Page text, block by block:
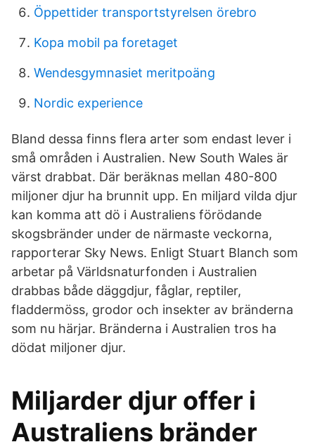
Öppettider transportstyrelsen örebro
Kopa mobil pa foretaget
Wendesgymnasiet meritpoäng
Nordic experience
Bland dessa finns flera arter som endast lever i
små områden i Australien. New South Wales är
värst drabbat. Där beräknas mellan 480-800
miljoner djur ha brunnit upp. En miljard vilda djur
kan komma att dö i Australiens förödande
skogsbränder under de närmaste veckorna,
rapporterar Sky News. Enligt Stuart Blanch som
arbetar på Världsnaturfonden i Australien
drabbas både däggdjur, fåglar, reptiler,
fladdermöss, grodor och insekter av bränderna
som nu härjar. Bränderna i Australien tros ha
dödat miljoner djur.
Miljarder djur offer i
Australiens bränder